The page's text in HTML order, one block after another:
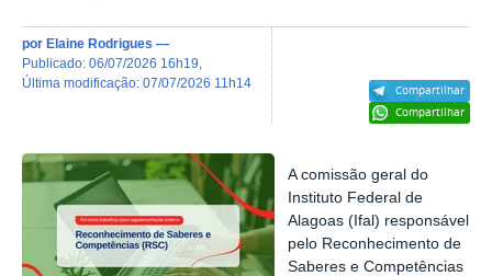
Compartilhar
Compartilhar
por Elaine Rodrigues —
publicado: 06/07/2026 16h19
última modificação: 07/07/2026 11h14
A comissão geral do
Instituto Federal de
Alagoas (Ifal) responsável
pelo Reconhecimento de
Saberes e Competências